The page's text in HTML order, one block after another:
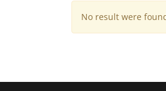
No result were